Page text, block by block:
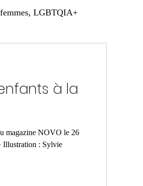
LGBTQIA+
Gastronomie
à la
magazine NOVO le 26